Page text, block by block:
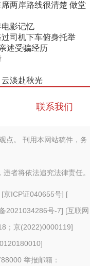
两岸路线很清楚 做堂
影记忆
司机下车俯身托举
述受骗经历
云淡赴秋光
联系我们
点。 刊用本网站稿件，务
者将依法追究法律责任。
[京ICP证040655号] [
2021034286号-7] [互联网
；京(2022)0000119]
]
举报邮箱：